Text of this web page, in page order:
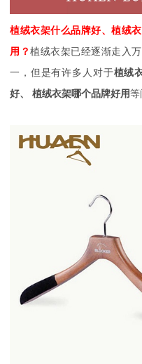
植绒衣架什么品牌好、 植绒
用？ 植绒衣架已经逐渐走入
一，但是有许多人对于植绒
好、
植绒衣架哪个品牌好用等